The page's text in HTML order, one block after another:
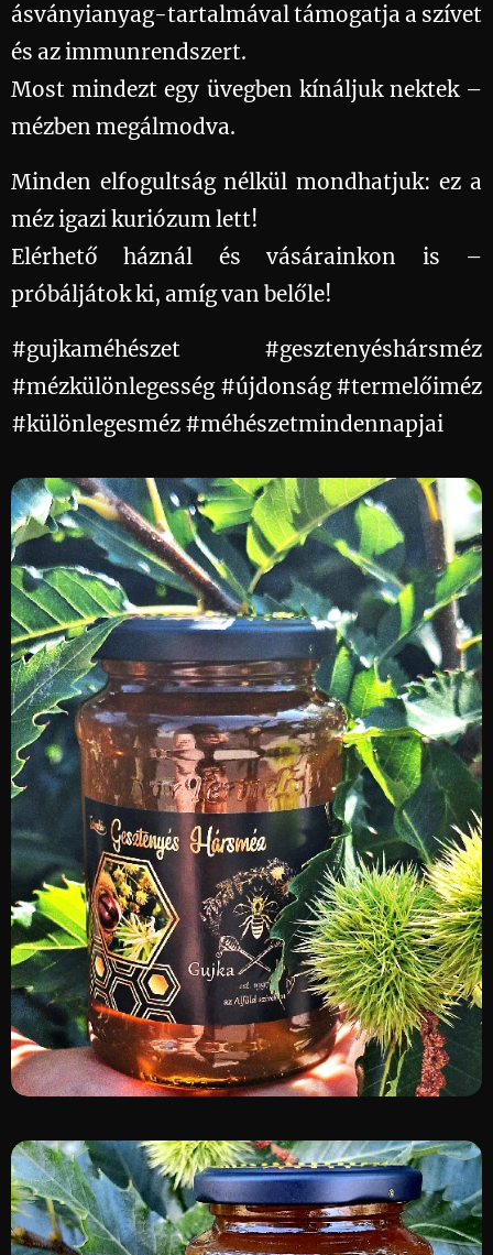
ásványianyag-tartalmával támogatja a szívet
és az immunrendszert.
Most mindezt egy üvegben kínáljuk nektek –
mézben megálmodva. 🍯✨
Minden elfogultság nélkül mondhatjuk: ez a
méz igazi kuriózum lett!
Elérhető háznál és vásárainkon is –
próbáljátok ki, amíg van belőle! 😊
#gujkaméhészet #gesztenyéshársméz
#mézkülönlegesség #újdonság #termelőiméz
#különlegesméz #méhészetmindennapjai